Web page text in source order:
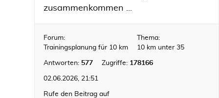
zusammenkommen ...
Forum:
Trainingsplanung für 10 km
Thema:
10 km unter 35
Antworten: 577 Zugriffe: 178166
02.06.2026, 21:51
Rufe den Beitrag auf